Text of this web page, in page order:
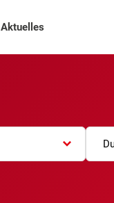
Aktuelles